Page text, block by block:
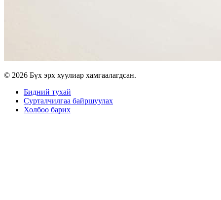
© 2026 Бүх эрх хуулиар хамгаалагдсан.
Бидний тухай
Сурталчилгаа байршуулах
Холбоо барих